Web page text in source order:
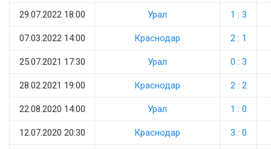
29.07.2022 18:00 Урал 1 : 3
07.03.2022 14:00 Краснодар 2 : 1
25.07.2021 17:30 Урал 0 : 3
28.02.2021 19:00 Краснодар 2 : 2
22.08.2020 14:00 Урал 1 : 0
12.07.2020 20:30 Краснодар 3 : 0